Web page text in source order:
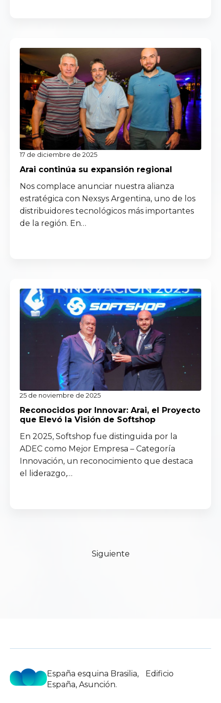
Arai continúa su expansión regional
17 de diciembre de 2025
Nos complace anunciar nuestra alianza
estratégica con Nexsys Argentina, uno de los
distribuidores tecnológicos más importantes
de la región. En…
Reconocidos por Innovar: Arai, el Proyecto
que Elevó la Visión de Softshop
25 de noviembre de 2025
En 2025, Softshop fue distinguida por la
ADEC como Mejor Empresa – Categoría
Innovación, un reconocimiento que destaca
el liderazgo,…
Siguiente
España esquina Brasilia, Edificio
España, Asunción.